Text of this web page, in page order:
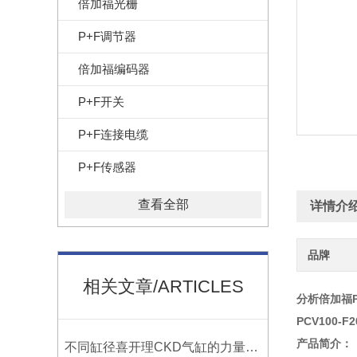
倍加福光栅
P+F调节器
倍加福编码器
P+F开关
P+F连接电缆
P+F传感器
查看全部
相关文章/ARTICLES
不同缸径喜开理CKD气缸的力量大小
详情介
品牌
分析倍加福
PCV100-
产品简介：